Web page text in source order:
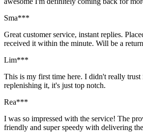
Sma***
Great customer service, instant replies.
received it within the minute. Will be a
Lim***
This is my first time here. I didn't really trust
replenishing it, it's just top notch.
Rea***
I was so impressed with the service! The
friendly and super speedy with delivering